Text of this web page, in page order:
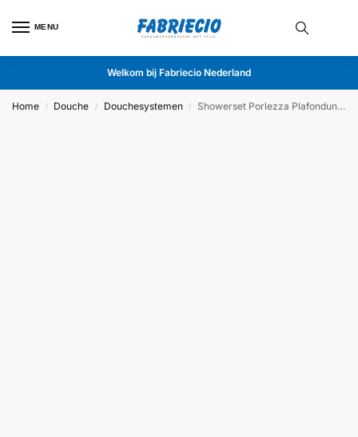
MENU
Welkom bij Fabriecio Nederland
Home / Douche / Douchesystemen / Showerset Porlezza Plafondunit Zwart